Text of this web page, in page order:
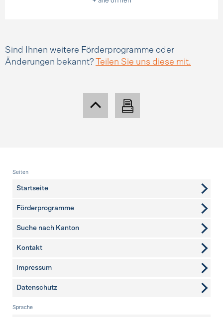
Sind Ihnen weitere Förderprogramme oder
Änderungen bekannt?
Teilen Sie uns diese mit.
Fusszeile
Seiten
Startseite
Förderprogramme
Suche nach Kanton
weitere Seiten
Kontakt
Impressum
Datenschutz
Sprache